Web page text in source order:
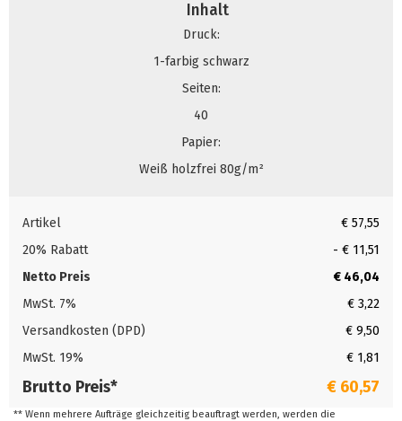
Inhalt
Druck:
1-farbig schwarz
Seiten:
40
Papier:
Weiß holzfrei 80g/m²
Artikel
20% Rabatt
Netto Preis
MwSt. 7%
€ 57,55
- € 11,51
€ 46,04
€ 3,22
Versandkosten (DPD)
MwSt. 19%
€ 9,50
€ 1,81
Brutto Preis* € 60,57
** Wenn mehrere Aufträge gleichzeitig beauftragt werden, werden die